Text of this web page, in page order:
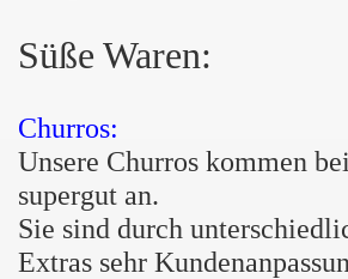
Süße Waren:
Churros:
Unsere Churros kommen
supergut an.
Sie sind durch
Extras sehr